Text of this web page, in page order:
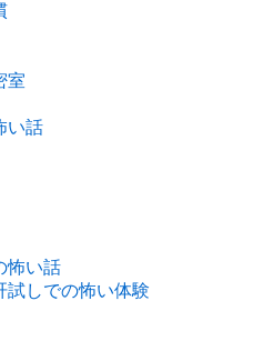
室
い話
怖い話
試しでの怖い体験